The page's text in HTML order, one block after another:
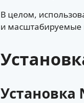
В целом,
и масштабируемые
Установка